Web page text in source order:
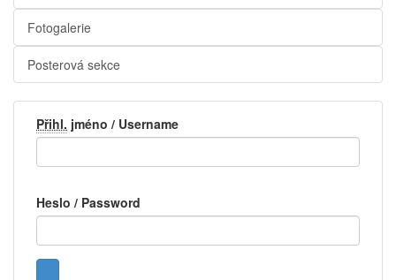
Fotogalerie
Posterová sekce
Přihl. jméno / Username
Heslo / Password